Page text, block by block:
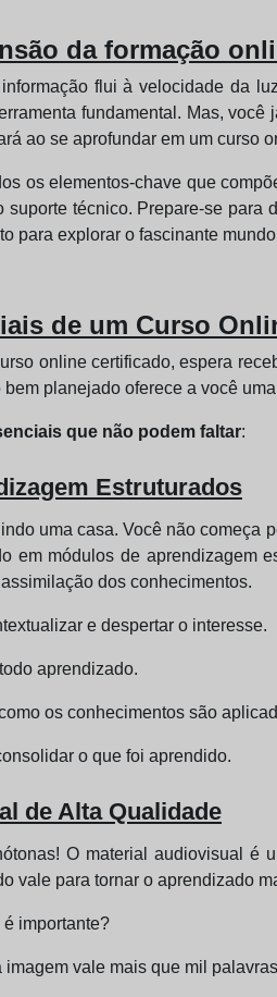
da formação
flui à velocidade da
fundamental. Mas,
ao se aprofundar em um curso
os elementos-chave que
suporte técnico. Prepare-se
para explorar o fascinante
de um Curso
online certificado, espera
planejado oferece a você
que não podem faltar:
Estruturados
uma casa. Você não
em módulos de aprendizagem
dos conhecimentos.
e despertar o interesse.
aprendizado.
os conhecimentos são
o que foi aprendido.
de Alta Qualidade
O material audiovisual é
vale para tornar o aprendizado
importante?
imagem vale mais que mil